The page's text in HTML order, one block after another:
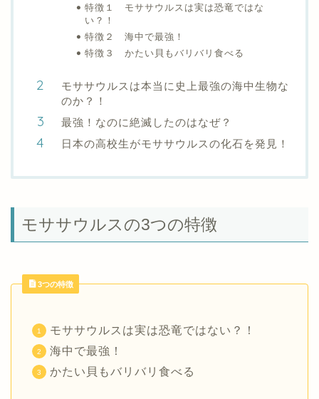
特徴１ モササウルスは実は恐竜ではな
い？！
特徴２ 海中で最強！
特徴３ かたい貝もバリバリ食べる
モササウルスは本当に史上最強の海中生物な
のか？！
最強！なのに絶滅したのはなぜ？
日本の高校生がモササウルスの化石を発見！
モササウルスの3つの特徴
3つの特徴
モササウルスは実は恐竜ではない？！
海中で最強！
かたい貝もバリバリ食べる